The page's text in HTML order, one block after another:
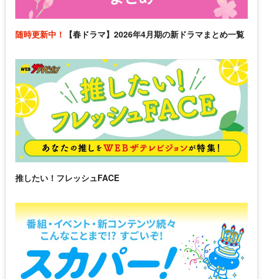
随時更新中！ 【春ドラマ】2026年4月期の新ドラマまとめ一覧
推したい！フレッシュFACE